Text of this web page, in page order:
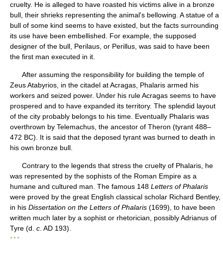
cruelty. He is alleged to have roasted his victims alive in a bronze
bull, their shrieks representing the animal's bellowing. A statue of a
bull of some kind seems to have existed, but the facts surrounding
its use have been embellished. For example, the supposed
designer of the bull, Perilaus, or Perillus, was said to have been
the first man executed in it.
After assuming the responsibility for building the temple of
Zeus Atabyrios, in the citadel at Acragas, Phalaris armed his
workers and seized power. Under his rule Acragas seems to have
prospered and to have expanded its territory. The splendid layout
of the city probably belongs to his time. Eventually Phalaris was
overthrown by Telemachus, the ancestor of Theron (tyrant 488–
472 BC). It is said that the deposed tyrant was burned to death in
his own bronze bull.
Contrary to the legends that stress the cruelty of Phalaris, he
was represented by the sophists of the Roman Empire as a
humane and cultured man. The famous 148 Letters of Phalaris
were proved by the great English classical scholar Richard Bentley,
in his Dissertation on the Letters of Phalaris (1699), to have been
written much later by a sophist or rhetorician, possibly Adrianus of
Tyre (d. c . AD 193).
* * *